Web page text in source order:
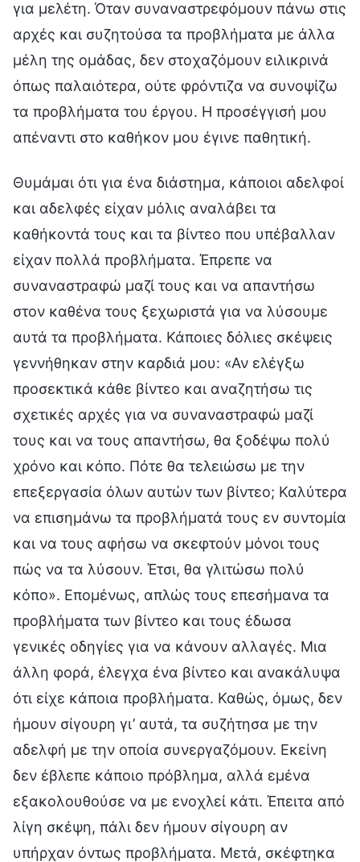
για μελέτη. Όταν συναναστρεφόμουν πάνω στις
αρχές και συζητούσα τα προβλήματα με άλλα
μέλη της ομάδας, δεν στοχαζόμουν ειλικρινά
όπως παλαιότερα, ούτε φρόντιζα να συνοψίζω
τα προβλήματα του έργου. Η προσέγγισή μου
απέναντι στο καθήκον μου έγινε παθητική.
Θυμάμαι ότι για ένα διάστημα, κάποιοι αδελφοί
και αδελφές είχαν μόλις αναλάβει τα
καθήκοντά τους και τα βίντεο που υπέβαλλαν
είχαν πολλά προβλήματα. Έπρεπε να
συναναστραφώ μαζί τους και να απαντήσω
στον καθένα τους ξεχωριστά για να λύσουμε
αυτά τα προβλήματα. Κάποιες δόλιες σκέψεις
γεννήθηκαν στην καρδιά μου: «Αν ελέγξω
προσεκτικά κάθε βίντεο και αναζητήσω τις
σχετικές αρχές για να συναναστραφώ μαζί
τους και να τους απαντήσω, θα ξοδέψω πολύ
χρόνο και κόπο. Πότε θα τελειώσω με την
επεξεργασία όλων αυτών των βίντεο; Καλύτερα
να επισημάνω τα προβλήματά τους εν συντομία
και να τους αφήσω να σκεφτούν μόνοι τους
πώς να τα λύσουν. Έτσι, θα γλιτώσω πολύ
κόπο». Επομένως, απλώς τους επεσήμανα τα
προβλήματα των βίντεο και τους έδωσα
γενικές οδηγίες για να κάνουν αλλαγές. Μια
άλλη φορά, έλεγχα ένα βίντεο και ανακάλυψα
ότι είχε κάποια προβλήματα. Καθώς, όμως, δεν
ήμουν σίγουρη γι’ αυτά, τα συζήτησα με την
αδελφή με την οποία συνεργαζόμουν. Εκείνη
δεν έβλεπε κάποιο πρόβλημα, αλλά εμένα
εξακολουθούσε να με ενοχλεί κάτι. Έπειτα από
λίγη σκέψη, πάλι δεν ήμουν σίγουρη αν
υπήρχαν όντως προβλήματα. Μετά, σκέφτηκα